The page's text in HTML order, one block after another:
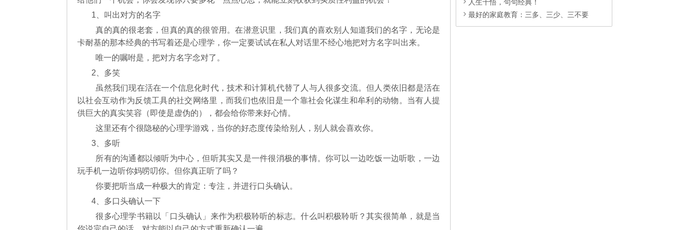
1、叫出对方的名字
真的真的很老套，但真的真的很管用。在潜意识里，我们真的喜欢别人知道我们的名字，无论是
卡耐基的那本经典的书写着还是心理学，你一定要试试在私人对话里不经心地把对方名字叫出来。
唯一的嘱咐是，把对方名字念对了。
2、多笑
虽然我们现在活在一个信息化时代，技术和计算机代替了人与人很多交流。但人类依旧都是活在
以社会互动作为反馈工具的社交网络里，而我们也依旧是一个靠社会化谋生和牟利的动物。当有人提
供巨大的真实笑容（即使是虚伪的），都会给你带来好心情。
这里还有个很隐秘的心理学游戏，当你的好态度传染给别人，别人就会喜欢你。
3、多听
所有的沟通都以倾听为中心，但听其实又是一件很消极的事情。你可以一边吃饭一边听歌，一边
玩手机一边听你妈唠叨你。但你真正听了吗？
你要把听当成一种极大的肯定：专注，并进行口头确认。
4、多口头确认一下
很多心理学书籍以「口头确认」来作为积极聆听的标志。什么叫积极聆听？其实很简单，就是当
人生十悟，句句经典！
最好的家庭教育：三多、三少、三不要